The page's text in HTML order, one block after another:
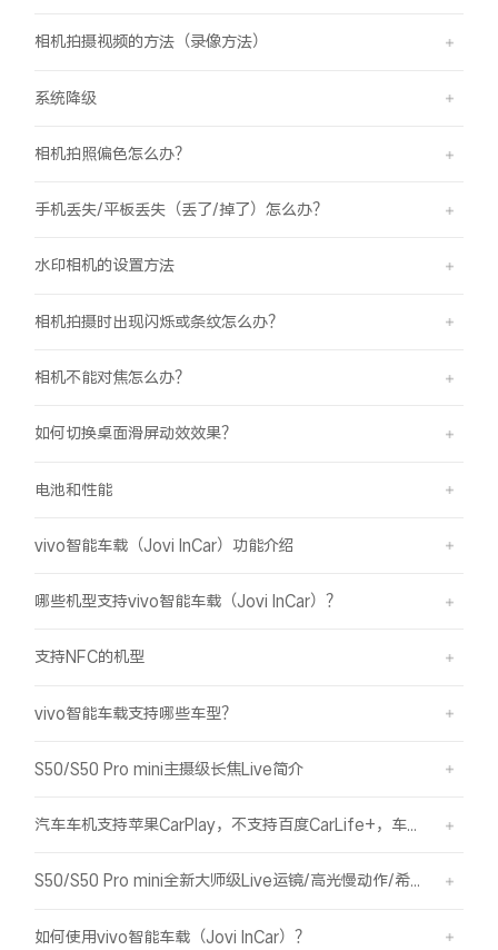
相机拍摄视频的方法（录像方法）
系统降级
相机拍照偏色怎么办？
手机丢失/平板丢失（丢了/掉了）怎么办？
水印相机的设置方法
相机拍摄时出现闪烁或条纹怎么办？
相机不能对焦怎么办？
如何切换桌面滑屏动效效果？
电池和性能
vivo智能车载（Jovi InCar）功能介绍
哪些机型支持vivo智能车载（Jovi InCar）？
支持NFC的机型
vivo智能车载支持哪些车型？
S50/S50 Pro mini主摄级长焦Live简介
S50/S50 Pro mini全新大师级Live运镜/高光慢动作/希区柯克/变焦运镜简介
如何使用vivo智能车载（Jovi InCar）？